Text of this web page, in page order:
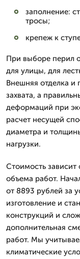
заполнение:
тросы;
крепеж к
При выборе перил
для улицы, для
Внешняя отделка и
захвата, а
деформаций при
расчет несущей
диаметра и
нагрузки.
Стоимость
объема работ.
от 8893 рублей за
изготовление и
конструкций и
дополнительная
работ. Мы
климатические